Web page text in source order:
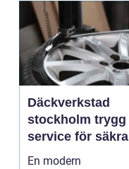
Däckverkstad
stockholm trygg
service för säkra
mil året runt
En modern